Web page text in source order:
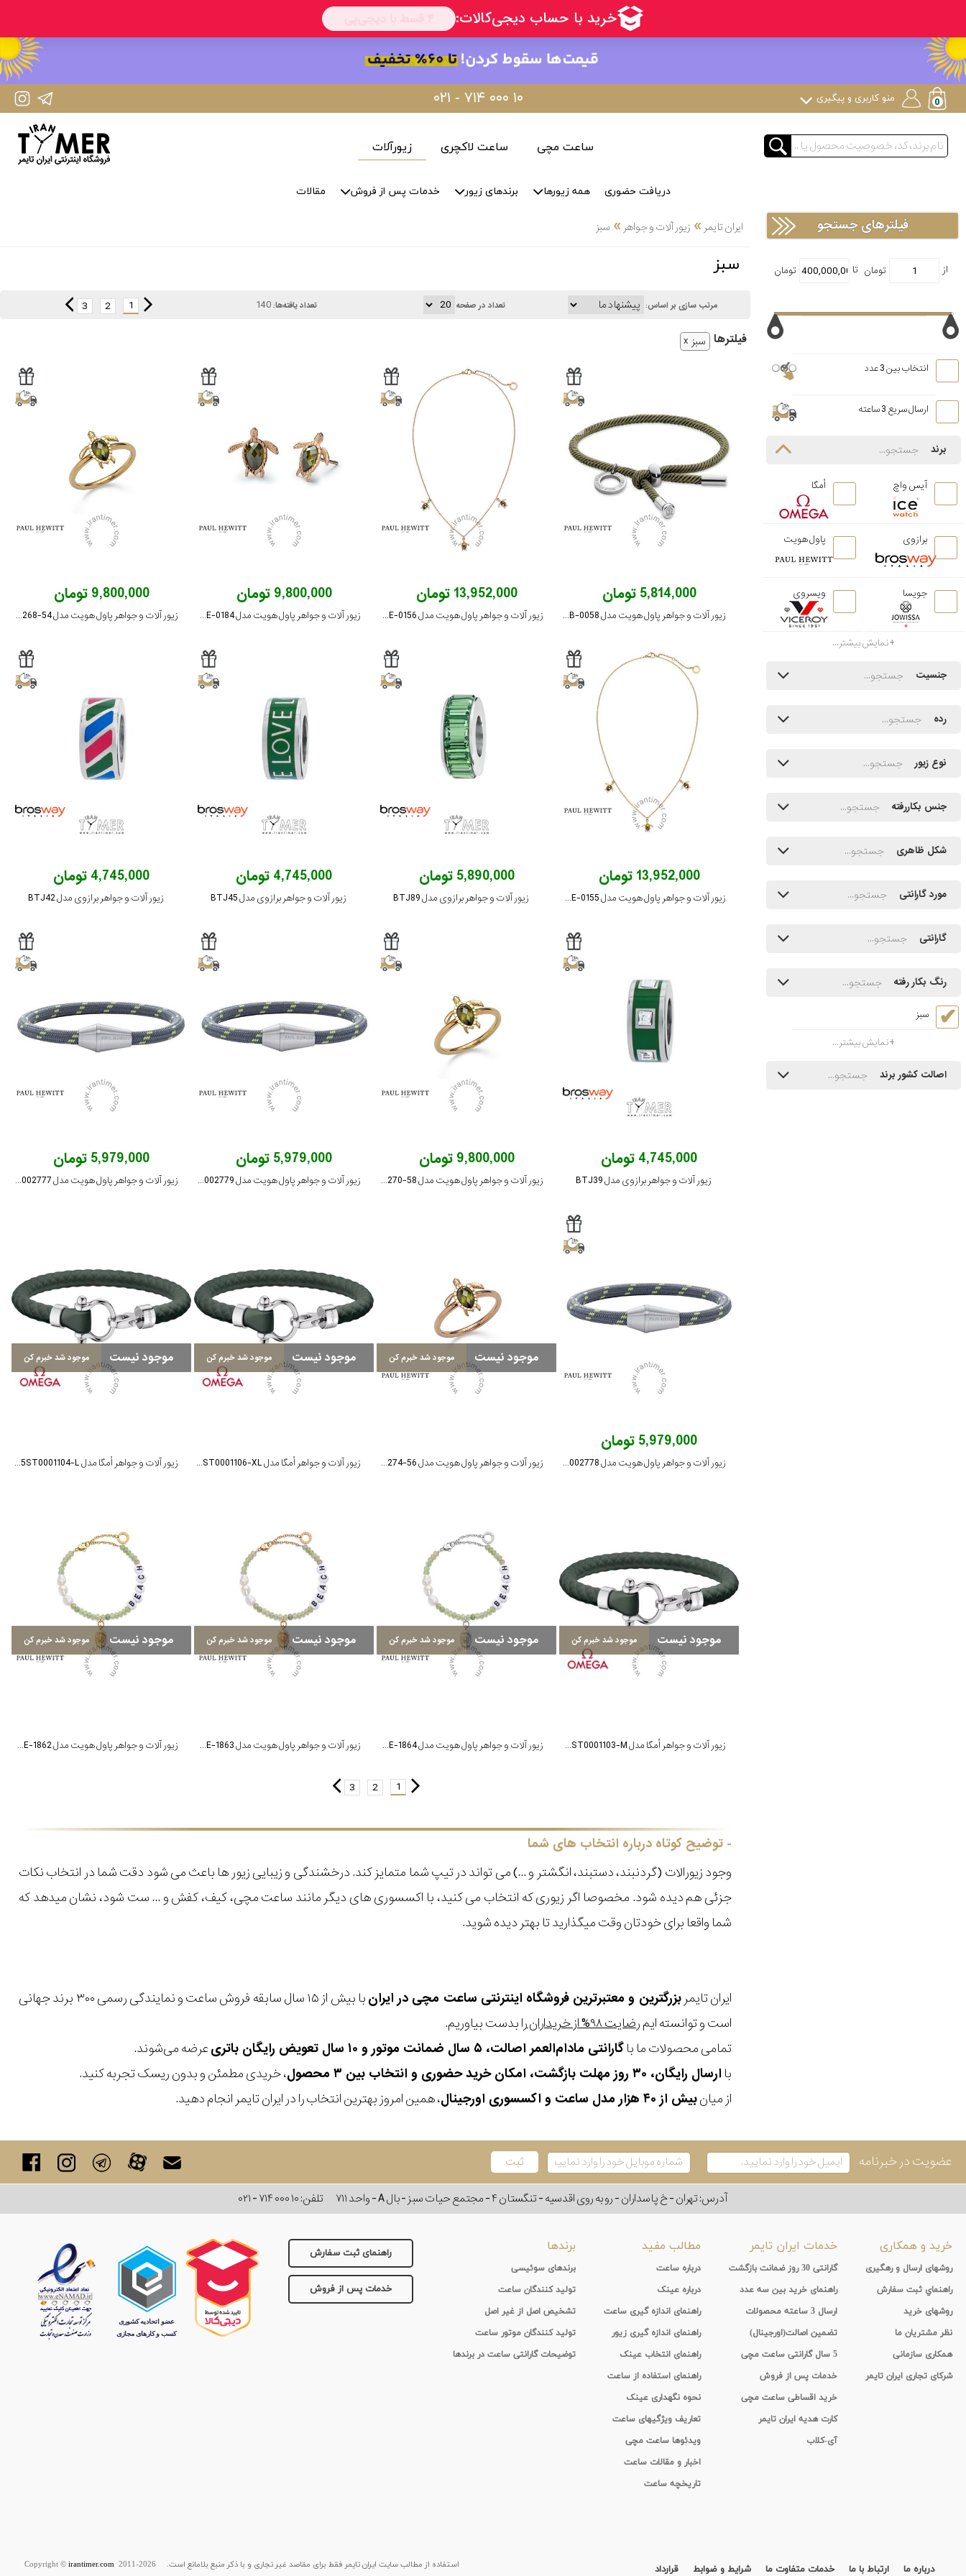
IranTimer Instagram Page ۰۲۱ - ۷۱۴ ۰۰۰ ۱۰ منو کاربری و پیگیری
ساعت مچی ساعت لاکچری زیورآلات
دریافت حضوری همه زیورها برندهای زیور خدمات پس از فروش مقالات
ایران تایمر » زیور آلات و جواهر » سبز
سبز
مرتب سازی بر اساس: تعداد در صفحه تعداد یافته‌ها:140
1
2
3
فیلتر‌ها سبز
5,814,000 تومان
زیور آلات و جواهر پاول هویت مدل PH-FB-0058
13,952,000 تومان
زیور آلات و جواهر پاول هویت مدل PH-JE-0156
9,800,000 تومان
زیور آلات و جواهر پاول هویت مدل PH-JE-0184
9,800,000 تومان
زیور آلات و جواهر پاول هویت مدل PH-JE-0268-54
13,952,000 تومان
زیور آلات و جواهر پاول هویت مدل PH-JE-0155
5,890,000 تومان
زیور آلات و جواهر برازوی مدل BTJ89
4,745,000 تومان
زیور آلات و جواهر برازوی مدل BTJ45
4,745,000 تومان
زیور آلات و جواهر برازوی مدل BTJ42
4,745,000 تومان
زیور آلات و جواهر برازوی مدل BTJ39
9,800,000 تومان
زیور آلات و جواهر پاول هویت مدل PH-JE-0270-58
5,979,000 تومان
زیور آلات و جواهر پاول هویت مدل PH002779
5,979,000 تومان
زیور آلات و جواهر پاول هویت مدل PH002777
5,979,000 تومان
زیور آلات و جواهر پاول هویت مدل PH002778
موجود نیست موجود شد خبرم کن
زیور آلات و جواهر پاول هویت مدل PH-JE-0274-56
موجود نیست موجود شد خبرم کن
زیور آلات و جواهر اُمگا مدل BA05ST0001106-XL
موجود نیست موجود شد خبرم کن
زیور آلات و جواهر اُمگا مدل BA05ST0001104-L
موجود نیست موجود شد خبرم کن
زیور آلات و جواهر اُمگا مدل BA05ST0001103-M
موجود نیست موجود شد خبرم کن
زیور آلات و جواهر پاول هویت مدل PH-JE-1864
موجود نیست موجود شد خبرم کن
زیور آلات و جواهر پاول هویت مدل PH-JE-1863
موجود نیست موجود شد خبرم کن
زیور آلات و جواهر پاول هویت مدل PH-JE-1862
1
2
3
توضیح کوتاه درباره انتخاب های شما
وجود زیورالات (گردنبند، دستبند، انگشتر و ...) می تواند در تیپ شما متمایز کند. درخشندگی و زیبایی زیور ها باعث می شود دقت شما در انتخاب نکات
جزئی هم دیده شود. مخصوصا اگر زیوری که انتخاب می کنید، با اکسسوری های دیگر مانند ساعت مچی، کیف، کفش و ... ست شود، نشان میدهد که
شما واقعا برای خودتان وقت میگذارید تا بهتر دیده شوید.
ایران تایمربزرگترین و معتبرترین فروشگاه اینترنتی ساعت مچی در ایران
با بیش از ۱۵ سال سابقه فروش ساعت و نمایندگی رسمی ۳۰۰ برند جهانی
است و توانسته ایمرضایت ۹۸% از خریداران
را بدست بیاوریم.
تمامی محصولات ما باگارانتی مادام‌العمر اصالت، ۵ سال ضمانت موتور و ۱۰ سال تعویض رایگان باتری
عرضه می‌شوند.
باارسال رایگان، ۳۰ روز مهلت بازگشت، امکان خرید حضوری و انتخاب بین ۳ محصول
، خریدی مطمئن و بدون ریسک تجربه کنید.
از میانبیش از ۴۰ هزار مدل ساعت و اکسسوری اورجینال ، همین امروز بهترین انتخاب را در ایران تایمر انجام دهید.
فیلترهای جستجو
انتخاب بین 3 عدد
ارسال سریع 3 ساعته
برند
آیس واچ اُمگا
برازوی پاول هویت
جویسا ویسروی
نمایش بیشتر...
جنسیت
رده
نوع زیور
جنس بکاررفته
شکل ظاهری
مورد گارانتی
گارانتی
رنگ بکار رفته
سبز
نمایش بیشتر...
اصالت کشور برند
عضویت در خبرنامه
آدرس: تهران - خ پاسداران - رو به روی اقدسیه - تنگستان ۴ - مجتمع حیات سبز - بال A - واحد ۷۱۱ تلفن:۰۲۱ - ۷۱۴ ۰۰۰ ۱۰
راهنمای ثبت سفارش
خدمات پس از فروش
خرید و همکاری
روشهای ارسال و رهگیری
راهنماي ثبت سفارش
روشهای خرید
نظر مشتریان ما
همکاری سازمانی
شرکای تجاری ایران تایمر
خدمات ایران تایمر
گارانتی 30 روز ضمانت بازگشت
راهنمای خرید بین سه عدد
ارسال 3 ساعته محصولات
تضمین اصالت(اورجینال)
5 سال گارانتی ساعت مچی
خدمات پس از فروش
خرید اقساطی ساعت مچی
کارت هدیه ایران تایمر
آی-کلاب
مطالب مفید
درباره ساعت
درباره عینک
راهنمای اندازه گیری ساعت
راهنمای اندازه گیری زیور
راهنمای انتخاب عینک
راهنمای استفاده از ساعت
نحوه نگهداری عینک
تعاریف ویژگیهای ساعت
ویدئوها ساعت مچی
اخبار و مقالات ساعت
تاریخچه ساعت
برندها
برندهای سوئیسی
تولید کنندگان ساعت
تشخیص اصل از غیر اصل
تولید کنندگان موتور ساعت
توضیحات گارانتی ساعت در برندها
درباره ما ارتباط با ما خدمات متفاوت ما شرایط و ضوابط قرارداد استفاده از مطالب سايت ایران تایمر فقط برای مقاصد غیر تجاری و با ذکر منبع بلامانع است. Copyright © irantimer.com2011-2026